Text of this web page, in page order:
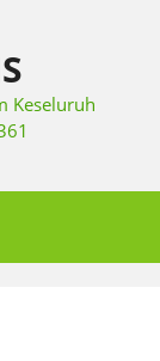
Keseluruh